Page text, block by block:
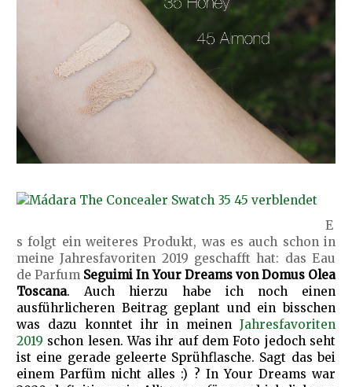
E
s folgt ein weiteres Produkt, was es auch schon in
meine Jahresfavoriten 2019 geschafft hat: das Eau
de Parfum SeguimiIn Your Dreams vonDomus Olea
Toscana. Auch hierzu habe ich noch einen
ausführlicheren Beitrag geplant und ein bisschen
was dazu konntet ihr in meinen Jahresfavoriten
2019 schon lesen. Was ihr auf dem Foto jedoch seht
ist eine gerade geleerte Sprühflasche. Sagt das bei
einem Parfüm nicht alles :) ? In Your Dreams war